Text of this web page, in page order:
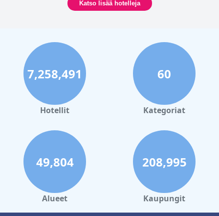
turvallisia ja kätevästi sijaitsevia paikkoja, vaikka saatavuus voi
olla ajoittain rajallista.
Hotelli tunnetaan myös perheystävällisestä ilmapiiristään, joka
tarjoaa majoitusta perheille ja jopa toivottaa lemmikit
tervetulleiksi. Henkilökunnan avuliaisuus ja ystävällisyys
parantavat yleiskokemusta, mikä tekee siitä suositun valinnan
perhematkoille.
haluavat nauttia Westportin vilkkaasta yöelämästä. Lukuisien
pubien, baarien ja ravintoloiden ollessa lähellä, vieraat voivat
helposti uppoutua paikalliseen tunnelmaan. Hotellin oma
Cobblers Pub lisää vilkasta ilmapiiriä tinkimättä mukavuudesta
tai laadukkaasta palvelusta.
Yhteenvetona voidaan todeta, että
The Wyatt Hotel
erinomainen tarjoamaan mukavan, kätevän ja nautinnollisen
oleskelun vierailleen. Sen erinomainen sijainti, korkealaatuiset
ruokailumahdollisuudet, mukavat huoneet, poikkeuksellinen
Katso lisää hotelleja
7,258,491
Hotellit
60
Kategoriat
49,804
Alueet
208,995
Kaupungit